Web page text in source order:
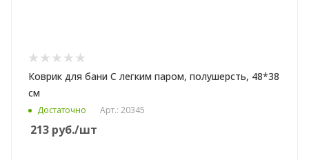
Коврик для бани С легким паром, полушерсть, 48*38
см
Достаточно Арт.: 20345
213 руб./шт